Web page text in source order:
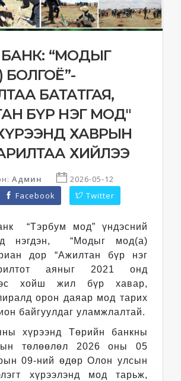
БАНК: “МОДЫГ
БАТАТГАЯ,
БҮР НЭГ МОД"
ХАВРЫН
ХИЙЛЭЭ
Админ
2026-05-12
Facebook Twitter
“Тэрбум мод” үндэсний
нэгдэн, “Модыг мод(а)
дор “Ажилтан бүр нэг
аяныг 2021 онд
хойш жил бүр хавар,
орон даяар мод тарих
байгуулдаг уламжлалтай.
хүрээнд Төрийн банкны
төлөөлөл 2026 оны 05
09-ний өдөр Олон улсын
хүрээлэнд мод тарьж,